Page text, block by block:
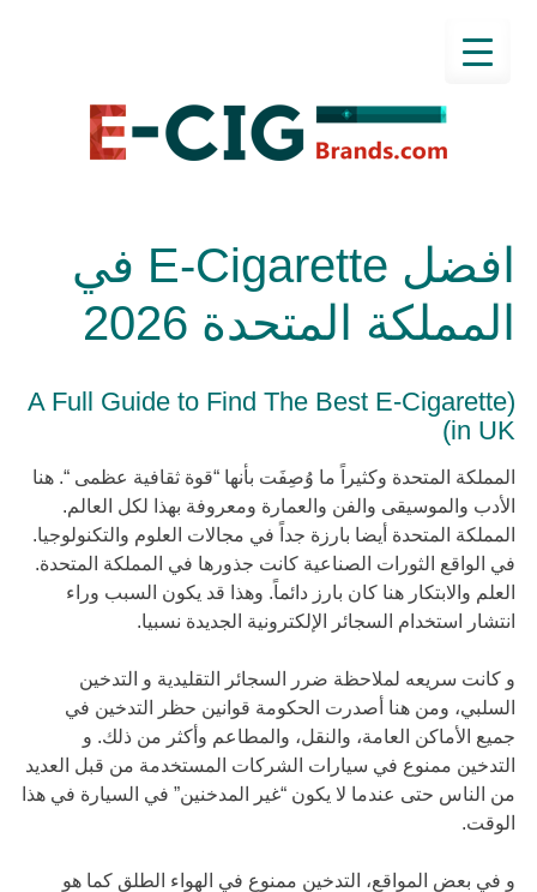
افضل E-Cigarette في
المملكة المتحدة 2026
(A Full Guide to Find The Best E-Cigarette
in UK)
المملكة المتحدة وكثيراً ما وُصِفَت بأنها “قوة ثقافية عظمى “. هنا
الأدب والموسيقى والفن والعمارة ومعروفة بهذا لكل العالم.
المملكة المتحدة أيضا بارزة جداً في مجالات العلوم والتكنولوجيا.
في الواقع الثورات الصناعية كانت جذورها في المملكة المتحدة.
العلم والابتكار هنا كان بارز دائماً. وهذا قد يكون السبب وراء
انتشار استخدام السجائر الإلكترونية الجديدة نسبيا.
و كانت سريعه لملاحظة ضرر السجائر التقليدية و التدخين
السلبي، ومن هنا أصدرت الحكومة قوانين حظر التدخين في
جميع الأماكن العامة، والنقل، والمطاعم وأكثر من ذلك. و
التدخين ممنوع في سيارات الشركات المستخدمة من قبل العديد
من الناس حتى عندما لا يكون “غير المدخنين” في السيارة في هذا
الوقت.
و في بعض المواقع، التدخين ممنوع في الهواء الطلق كما هو